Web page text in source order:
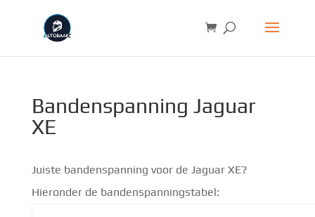
Bandenspanning Jaguar
XE
Juiste bandenspanning voor de Jaguar XE?
Hieronder de bandenspanningstabel: